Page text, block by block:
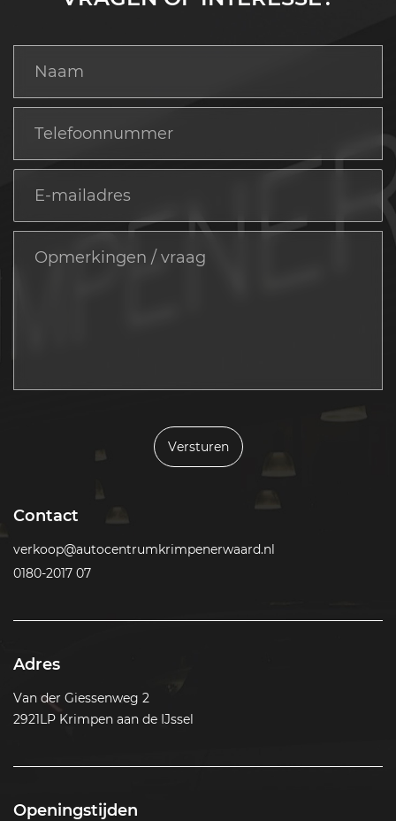
Versturen
Contact
verkoop@autocentrumkrimpenerwaard.nl
0180-2017 07
Adres
Van der Giessenweg 2
2921LP Krimpen aan de IJssel
Openingstijden